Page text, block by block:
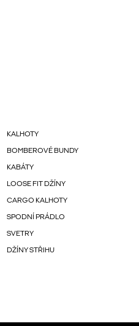
KALHOTY
BOMBEROVÉ BUNDY
KABÁTY
LOOSE FIT DŽÍNY
CARGO KALHOTY
SPODNÍ PRÁDLO
SVETRY
DŽÍNY STŘIHU